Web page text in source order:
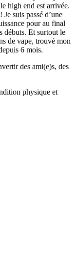
high end est arrivée.
suis passé d’une
pour au final
débuts. Et surtout le
de vape, trouvé mon
6 mois.
des ami(e)s, des
physique et